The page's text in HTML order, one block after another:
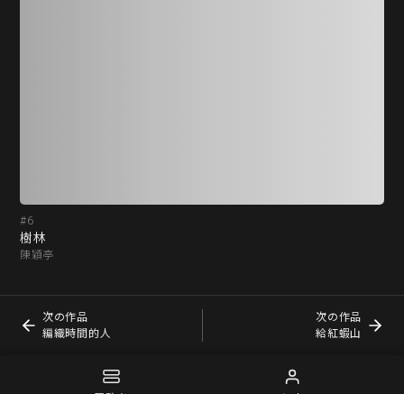
次の作品
編織時間的人
次の作品
給紅蝦山
#6
樹林
陳穎亭